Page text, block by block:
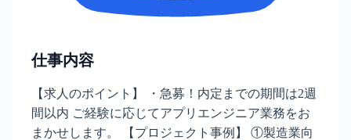
仕事内容
【求人のポイント】 ・急募！内定までの期間は2週
間以内 ご経験に応じてアプリエンジニア業務をお
まかせします。 【プロジェクト事例】 ①製造業向